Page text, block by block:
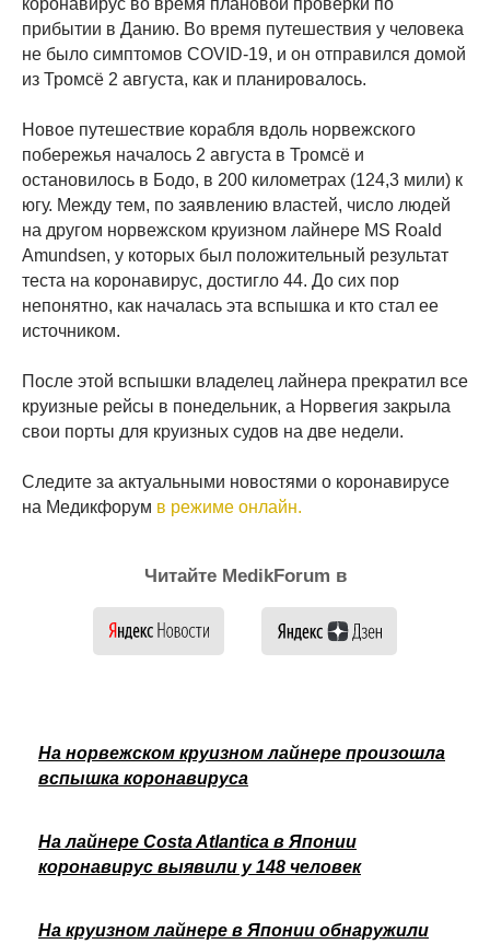
прибытии в Данию. Во время путешествия у человека
не было симптомов COVID-19, и он отправился домой
из Тромсё 2 августа, как и планировалось.
Новое путешествие корабля вдоль норвежского
побережья началось 2 августа в Тромсё и
остановилось в Бодо, в 200 километрах (124,3 мили) к
югу. Между тем, по заявлению властей, число людей
на другом норвежском круизном лайнере MS Roald
Amundsen, у которых был положительный результат
теста на коронавирус, достигло 44. До сих пор
непонятно, как началась эта вспышка и кто стал ее
источником.
После этой вспышки владелец лайнера прекратил все
круизные рейсы в понедельник, а Норвегия закрыла
свои порты для круизных судов на две недели.
Следите за актуальными новостями о коронавирусе
на Медикфорум в режиме онлайн.
Читайте MedikForum в
На норвежском круизном лайнере произошла
вспышка коронавируса
На лайнере Costa Atlantica в Японии
коронавирус выявили у 148 человек
На круизном лайнере в Японии обнаружили